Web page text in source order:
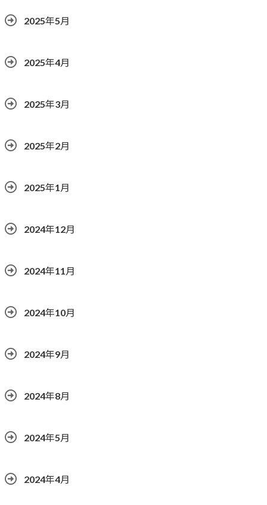
2025年5月
2025年4月
2025年3月
2025年2月
2025年1月
2024年12月
2024年11月
2024年10月
2024年9月
2024年8月
2024年5月
2024年4月